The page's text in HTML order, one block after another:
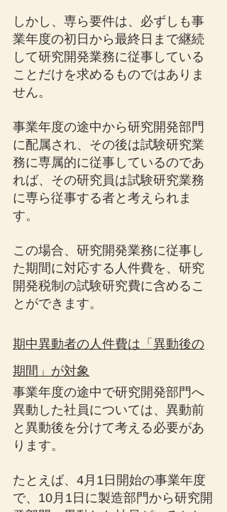
しかし、専ら要件は、必ずしも事
業年度の初日から最終日まで継続
して研究開発業務に従事している
ことだけを求めるものではありま
せん。
事業年度の途中から研究開発部門
に配属され、その後は試験研究業
務に専属的に従事しているのであ
れば、その研究員は試験研究業務
に専ら従事する者と考えられま
す。
この場合、研究開発業務に従事し
た期間に対応する人件費を、研究
開発税制の試験研究費に含めるこ
とができます。
期中異動者の人件費は「異動後の
期間」が対象
事業年度の途中で研究開発部門へ
異動した社員については、異動前
と異動後を分けて考える必要があ
ります。
たとえば、4月1日開始の事業年度
で、10月1日に製造部門から研究開